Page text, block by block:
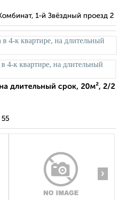
1-й Звёздный проезд 2
длительный срок, 20м², 2/2
›